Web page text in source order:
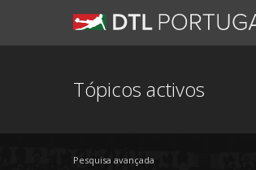
Tópicos activos
Pesquisa avançada